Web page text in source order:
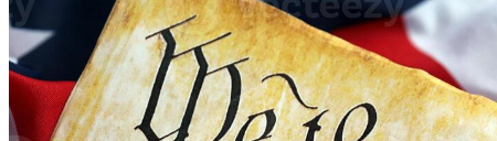
Motion graphics
Images Éditoriales
Événements Éditoriaux